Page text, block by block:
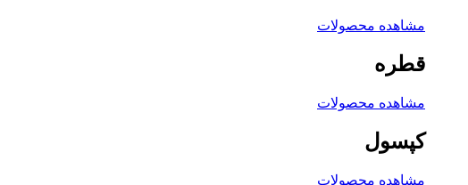
مشاهده محصولات
قطره
مشاهده محصولات
کپسول
مشاهده محصولات